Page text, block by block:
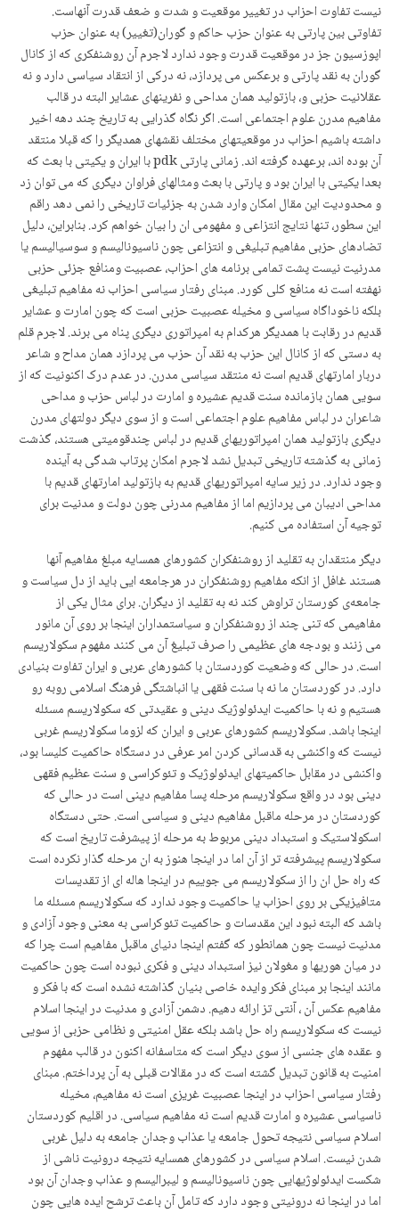
نیست تفاوت احزاب در تغییر موقعیت و شدت و ضعف قدرت آنهاست.
تفاوتی بین پارتی به عنوان حزب حاکم و گوران(تغییر) به عنوان حزب
اپوزسیون جز در موقعیت قدرت وجود ندارد لاجرم آن روشنفکری که از کانال
گوران به نقد پارتی و برعکس می پردازد، نه درکی از انتقاد سیاسی دارد و نه
عقلانیت حزبی و، بازتولید همان مداحی و نفرینهای عشایر البته در قالب
مفاهیم مدرن علوم اجتماعی است. اگر نگاه گذرایی به تاریخ چند دهه اخیر
داشته باشیم احزاب در موقعیتهای مختلف نقشهای همدیگر را که قبلا منتقد
آن بوده اند، برعهده گرفته اند. زمانی پارتی pdk با ایران و یکیتی با بعث که
بعدا یکیتی با ایران بود و پارتی با بعث ومثالهای فراوان دیگری که می توان زد
و محدودیت این مقال امکان وارد شدن به جزئیات تاریخی را نمی دهد راقم
این سطور، تنها نتایج انتزاعی و مفهومی ان را بیان خواهم کرد. بنابراین، دلیل
تضادهای حزبی مفاهیم تبلیغی و انتزاعی چون ناسیونالیسم و سوسیالیسم یا
مدرنیت نیست پشت تمامی برنامه های احزاب، عصبیت ومنافع جزئی حزبی
نهفته است نه منافع کلی کورد. مبنای رفتار سیاسی احزاب نه مفاهیم تبلیغی
بلکه ناخوداگاه سیاسی و مخیله عصبیت حزبی است که چون امارت و عشایر
قدیم در رقابت با همدیگر هرکدام به امپراتوری دیگری پناه می برند. لاجرم قلم
به دستی که از کانال این حزب به نقد آن حزب می پردازد همان مداح و شاعر
دربار امارتهای قدیم است نه منتقد سیاسی مدرن. در عدم درک اکنونیت که از
سویی همان بازمانده سنت قدیم عشیره و امارت در لباس حزب و مداحی
شاعران در لباس مفاهیم علوم اجتماعی است و از سوی دیگر دولتهای مدرن
دیگری بازتولید همان امپراتوریهای قدیم در لباس چندقومیتی هستند، گذشت
زمانی به گذشته تاریخی تبدیل نشد لاجرم امکان پرتاب شدگی به آینده
وجود ندارد. در زیر سایه امپراتوریهای قدیم به بازتولید امارتهای قدیم با
مداحی ادیبان می پردازیم اما از مفاهیم مدرنی چون دولت و مدنیت برای
توجیه آن استفاده می کنیم.
دیگر منتقدان به تقلید از روشنفکران کشورهای همسایه مبلغ مفاهیم آنها
هستند غافل از انکه مفاهیم روشنفکران در هرجامعه ایی باید از دل سیاست و
جامعەی کورستان تراوش کند نه به تقلید از دیگران. برای مثال یکی از
مفاهیمی که تنی چند از روشنفکران و سیاستمداران اینجا بر روی آن مانور
می زنند و بودجه های عظیمی را صرف تبلیغ آن می کنند مفهوم سکولاریسم
است. در حالی که وضعیت کوردستان با کشورهای عربی و ایران تفاوت بنیادی
دارد. در کوردستان ما نه با سنت فقهی یا انباشتگی فرهنگ اسلامی روبه رو
هستیم و نه با حاکمیت ایدئولوژیک دینی و عقیدتی که سکولاریسم مسئله
اینجا باشد. سکولاریسم کشورهای عربی و ایران که لزوما سکولاریسم غربی
نیست که واکنشی به قدسانی کردن امر عرفی در دستگاه حاکمیت کلیسا بود،
واکنشی در مقابل حاکمیتهای ایدئولوژیک و تئوکراسی و سنت عظیم فقهی
دینی بود در واقع سکولاریسم مرحله پسا مفاهیم دینی است در حالی که
کوردستان در مرحله ماقبل مفاهیم دینی و سیاسی است. حتی دستگاه
اسکولاستیک و استبداد دینی مربوط به مرحله از پیشرفت تاریخ است که
سکولاریسم پیشرفته تر از آن اما در اینجا هنوز به ان مرحله گذار نکرده است
که راه حل ان را از سکولاریسم می جوییم در اینجا هاله ای از تقدیسات
متافیزیکی بر روی احزاب یا حاکمیت وجود ندارد که سکولاریسم مسئله ما
باشد که البته نبود این مقدسات و حاکمیت تئوکراسی به معنی وجود آزادی و
مدنیت نیست چون همانطور که گفتم اینجا دنیای ماقبل مفاهیم است چرا که
در میان هوریها و مغولان نیز استبداد دینی و فکری نبوده است چون حاکمیت
مانند اینجا بر مبنای فکر وایده خاصی بنیان گذاشته نشده است که با فکر و
مفاهیم عکس آن ، آنتی تز ارائه دهیم. دشمن آزادی و مدنیت در اینجا اسلام
نیست که سکولاریسم راه حل باشد بلکه عقل امنیتی و نظامی حزبی از سویی
و عقده های جنسی از سوی دیگر است که متاسفانه اکنون در قالب مفهوم
امنیت به قانون تبدیل گشته است که در مقالات قبلی به آن پرداختم. مبنای
رفتار سیاسی احزاب در اینجا عصبیت غریزی است نه مفاهیم، مخیله
ناسیاسی عشیره و امارت قدیم است نه مفاهیم سیاسی. در اقلیم کوردستان
اسلام سیاسی نتیجه تحول جامعه یا عذاب وجدان جامعه به دلیل غربی
شدن نیست. اسلام سیاسی در کشورهای همسایه نتیجه درونیت ناشی از
شکست ایدئولوژیهایی چون ناسیونالیسم و لیبرالیسم و عذاب وجدان آن بود
اما در اینجا نه درونیتی وجود دارد که تامل آن باعث ترشح ایده هایی چون